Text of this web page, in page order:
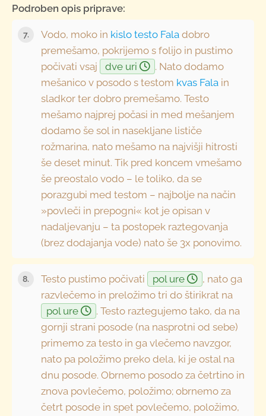
Podroben opis priprave:
Vodo, moko in kislo testo Fala dobro
premešamo, pokrijemo s folijo in pustimo
počivati vsaj
dve uri
. Nato dodamo
mešanico v posodo s testom kvas Fala in
sladkor ter dobro premešamo. Testo
mešamo najprej počasi in med mešanjem
dodamo še sol in nasekljane lističe
rožmarina, nato mešamo na najvišji hitrosti
še deset minut. Tik pred koncem vmešamo
še preostalo vodo – le toliko, da se
porazgubi med testom – najbolje na način
»povleči in prepogni« kot je opisan v
nadaljevanju – ta postopek raztegovanja
(brez dodajanja vode) nato še 3x ponovimo.
Testo pustimo počivati pol ure
, nato ga
razvlečemo in preložimo tri do štirikrat na
pol ure
. Testo raztegujemo tako, da na
gornji strani posode (na nasprotni od sebe)
primemo za testo in ga vlečemo navzgor,
nato pa položimo preko dela, ki je ostal na
dnu posode. Obrnemo posodo za četrtino in
znova povlečemo, položimo; obrnemo za
četrt posode in spet povlečemo, položimo,